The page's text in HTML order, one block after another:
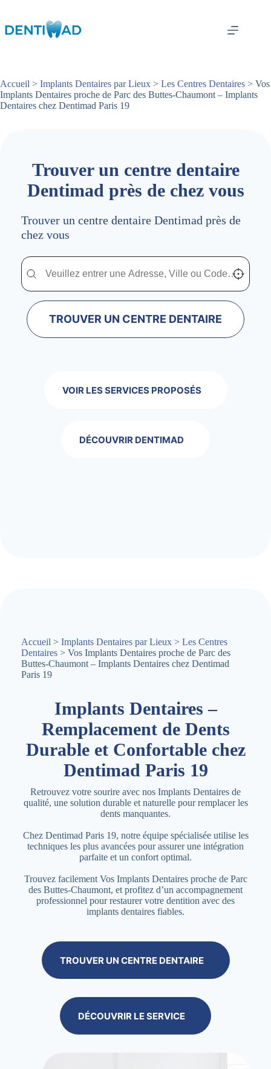
contenu
Accueil > Implants Dentaires par Lieux > Les Centres Dentaires > Vos
Implants Dentaires proche de Parc des Buttes-Chaumont – Implants
Dentaires chez Dentimad Paris 19
Trouver un centre dentaire
Dentimad près de chez vous
Trouver un centre dentaire Dentimad près de
chez vous
Trouver un centre dentaire Dentimad près de
Trouver un centre dentaire Dentimad près de chez vous Localisez-
TROUVER UN CENTRE DENTAIRE
VOIR LES SERVICES PROPOSÉS
DÉCOUVRIR DENTIMAD
Accueil > Implants Dentaires par Lieux > Les Centres
Dentaires > Vos Implants Dentaires proche de Parc des
Buttes-Chaumont – Implants Dentaires chez Dentimad
Paris 19
Implants Dentaires –
Remplacement de Dents
Durable et Confortable chez
Dentimad Paris 19
Retrouvez votre sourire avec nos Implants Dentaires de
qualité, une solution durable et naturelle pour remplacer les
dents manquantes.
Chez Dentimad Paris 19, notre équipe spécialisée utilise les
techniques les plus avancées pour assurer une intégration
parfaite et un confort optimal.
Trouvez facilement Vos Implants Dentaires proche de Parc
des Buttes-Chaumont, et profitez d’un accompagnement
professionnel pour restaurer votre dentition avec des
implants dentaires fiables.
TROUVER UN CENTRE DENTAIRE
DÉCOUVRIR LE SERVICE